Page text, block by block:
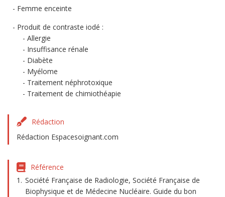
Femme enceinte
Produit de contraste iodé :
Allergie
Insuffisance rénale
Diabète
Myélome
Traitement néphrotoxique
Traitement de chimiothéapie
Rédaction
Rédaction Espacesoignant.com
Référence
Société Française de Radiologie, Société Française de
Biophysique et de Médecine Nucléaire. Guide du bon